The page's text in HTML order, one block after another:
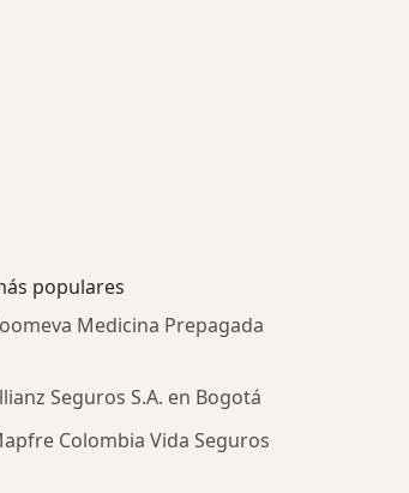
populares
Medicina Prepagada
Seguros S.A. en Bogotá
Colombia Vida Seguros